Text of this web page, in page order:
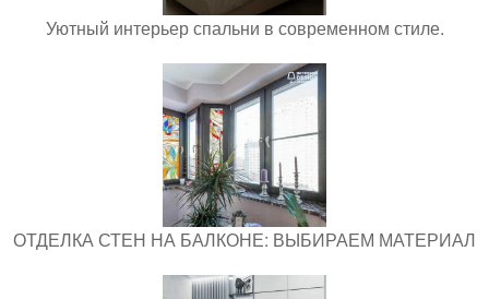
Уютный интерьер спальни в современном стиле.
ОТДЕЛКА СТЕН НА БАЛКОНЕ: ВЫБИРАЕМ МАТЕРИАЛ